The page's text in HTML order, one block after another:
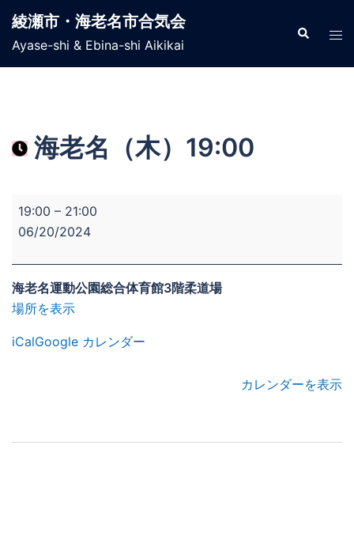
ン
綾瀬市・海老名市合気会
Ayase-shi & Ebina-shi Aikikai
検
索
ト
海老名（木）19:00
海
老
（木）
19:00
19:00 – 21:00
06/20/2024
海老名運動公園総合体育館3階柔道場
場所を表示
iCalGoogle カレンダー
カレンダーを表示